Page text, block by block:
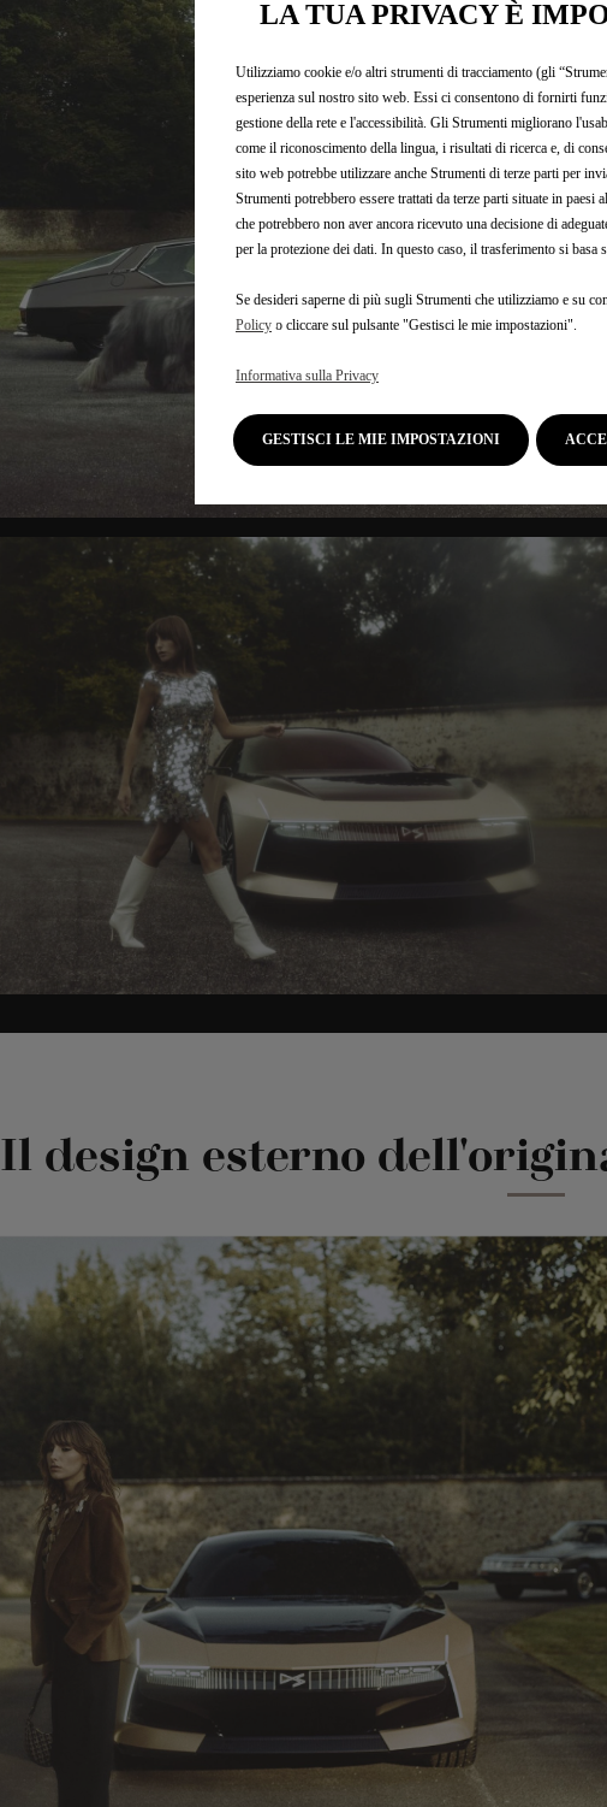
Il design esterno
LA TUA PRIVACY È
Utilizziamo cookie e/o altri strumenti di tracciamento (gli
esperienza sul nostro sito web. Essi ci consentono di fornirti
gestione della rete e l'accessibilità. Gli Strumenti migliorano
come il riconoscimento della lingua, i risultati di ricerca e, di
sito web potrebbe utilizzare anche Strumenti di terze parti per
Strumenti potrebbero essere trattati da terze parti situate in
che potrebbero non aver ancora ricevuto una decisione di
per la protezione dei dati. In questo caso, il trasferimento si
Se desideri saperne di più sugli Strumenti che utilizziamo e su
Policy o cliccare sul pulsante "Gestisci le mie impostazioni".
Informativa sulla Privacy
GESTISCI LE MIE IMPOSTAZIONI